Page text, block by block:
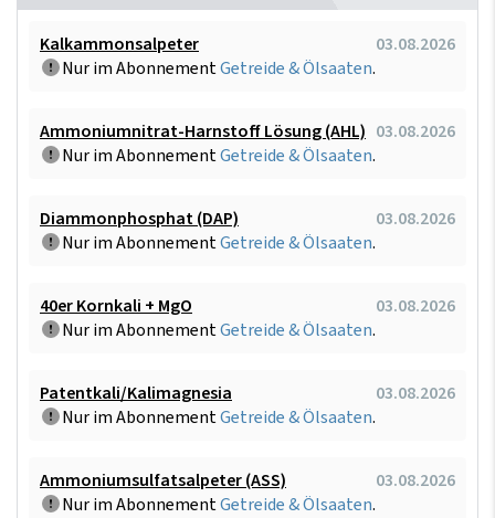
Kalkammonsalpeter
03.08.2026
Nur im AbonnementGetreide & Ölsaaten.
Ammoniumnitrat-Harnstoff Lösung (AHL) 03.08.2026
Nur im AbonnementGetreide & Ölsaaten.
Diammonphosphat (DAP)
03.08.2026
Nur im AbonnementGetreide & Ölsaaten.
40er Kornkali + MgO
03.08.2026
Nur im AbonnementGetreide & Ölsaaten.
Patentkali/Kalimagnesia
03.08.2026
Nur im AbonnementGetreide & Ölsaaten.
Ammoniumsulfatsalpeter (ASS)
03.08.2026
Nur im AbonnementGetreide & Ölsaaten.